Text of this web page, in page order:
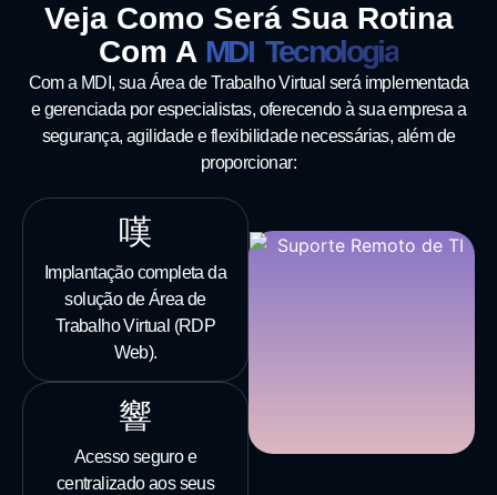
Veja Como Será Sua Rotina
Com A MDI Tecnologia
Com a MDI, sua Área de Trabalho Virtual será implementada
e gerenciada por especialistas, oferecendo à sua empresa a
segurança, agilidade e flexibilidade necessárias, além de
proporcionar:
Implantação completa da
solução de Área de
Trabalho Virtual (RDP
Web).
Acesso seguro e
centralizado aos seus